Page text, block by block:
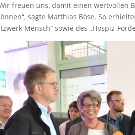
freuen uns, damit einen wertvollen
sagte Matthias Böse. So
Mensch“ sowie des „Hospiz-